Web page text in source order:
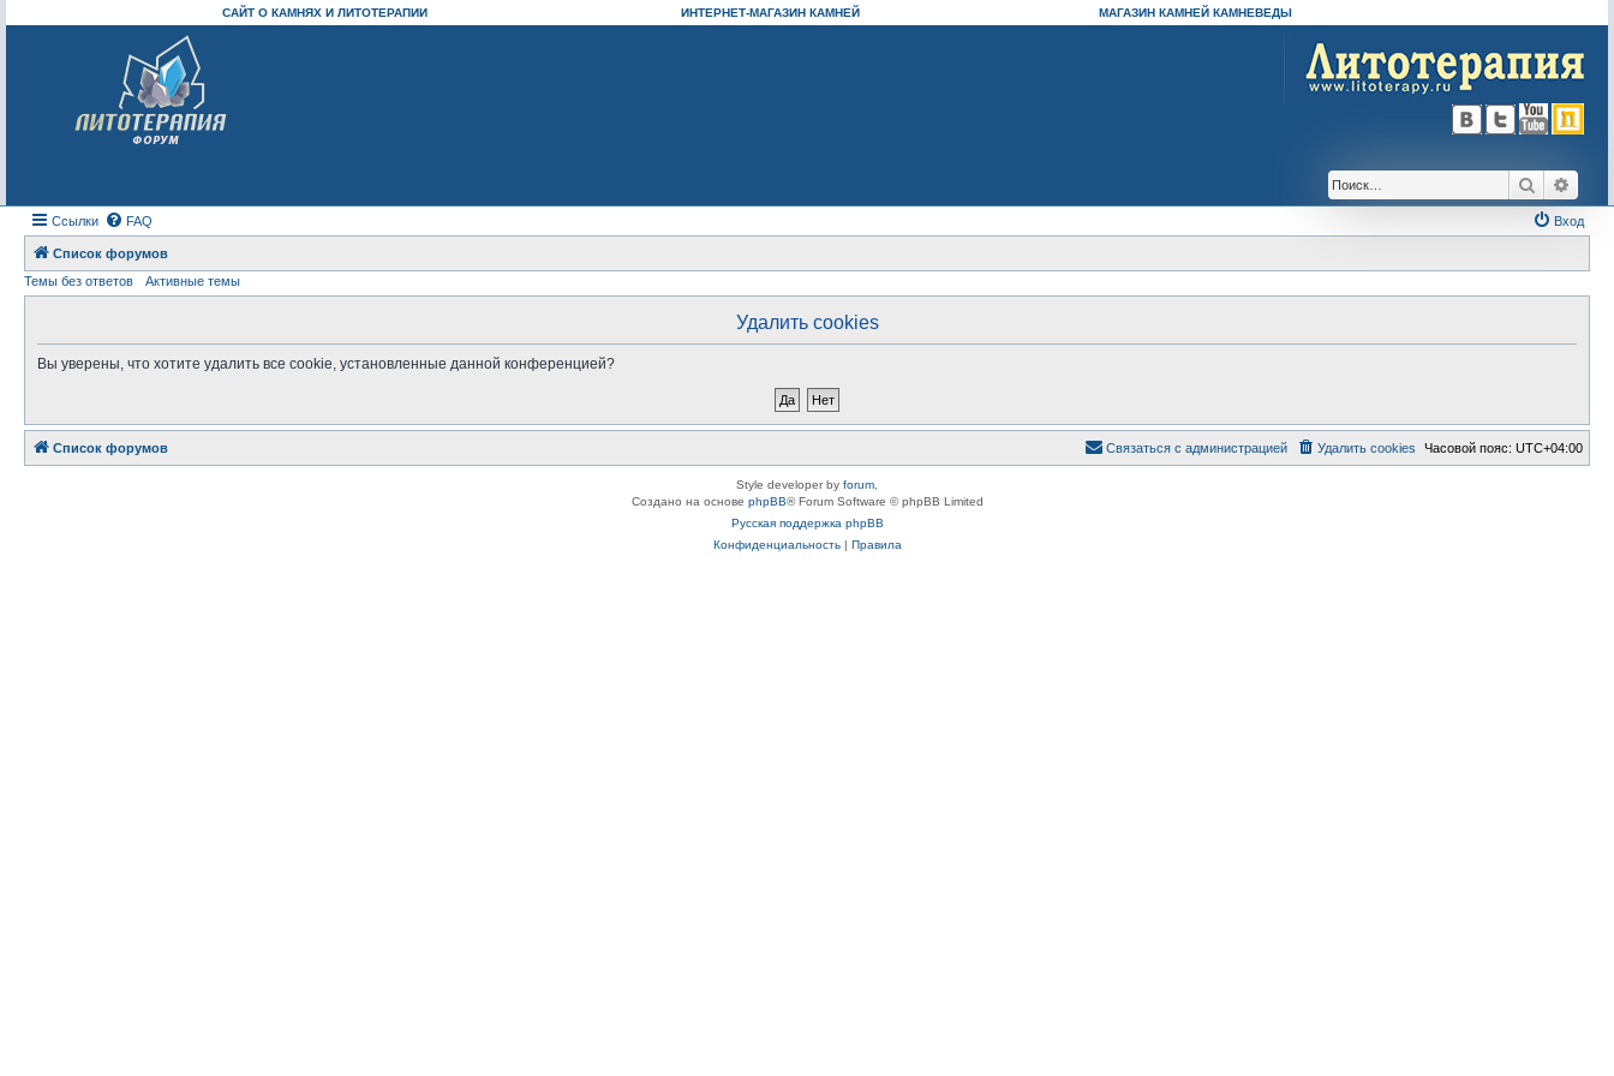
САЙТ О КАМНЯХ И ЛИТОТЕРАПИИ ИНТЕРНЕТ-МАГАЗИН КАМНЕЙ МАГАЗИН КАМНЕЙ КАМНЕВЕДЫ
Поиск
Ссылки FAQ Вход
Список форумов
Темы без ответов
Активные темы
Удалить cookies
Вы уверены, что хотите удалить все cookie, установленные данной конференцией?
Список форумов Часовой пояс: UTC+04:00
Удалить cookies
Связаться с администрацией
Style developer by forum
Создано на основе phpBB® Forum Software © phpBB Limited
Русская поддержка phpBB
Конфиденциальность| Правила